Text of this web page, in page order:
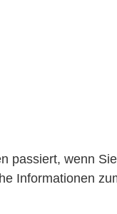
passiert, wenn
Informationen